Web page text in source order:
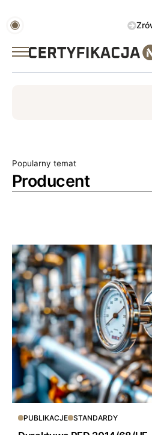
Popularny temat
Producent
PUBLIKACJE STANDARDY